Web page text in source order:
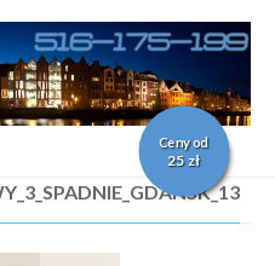
Ceny od
25 zł